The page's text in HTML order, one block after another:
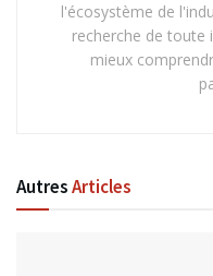
l'écosystème de
recherche de toute
mieux
AutresArticles